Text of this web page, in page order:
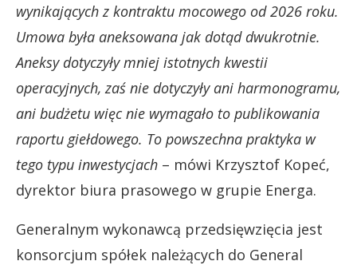
wynikających z kontraktu mocowego od 2026 roku.
Umowa była aneksowana jak dotąd dwukrotnie.
Aneksy dotyczyły mniej istotnych kwestii
operacyjnych, zaś nie dotyczyły ani harmonogramu,
ani budżetu więc nie wymagało to publikowania
raportu giełdowego. To powszechna praktyka w
tego typu inwestycjach – mówi Krzysztof Kopeć,
dyrektor biura prasowego w grupie Energa.
Generalnym wykonawcą przedsięwzięcia jest
konsorcjum spółek należących do General